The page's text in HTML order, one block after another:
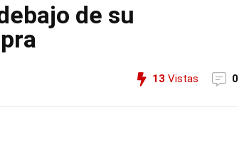
de su
13 Vistas 0